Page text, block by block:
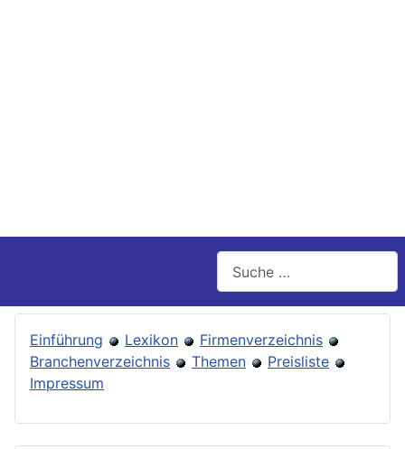
Einführung Lexikon
Firmenverzeichnis
Branchenverzeichnis
Themen
Preisliste
Impressum